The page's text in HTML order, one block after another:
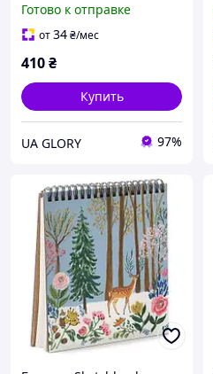
14,7×21 см
вдохновляющий
Готово к отправке
от34₴/мес
410₴
Купить
UA GLORY 97%